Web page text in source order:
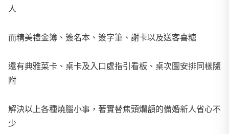
人
而精美禮金簿、簽名本、簽字筆、謝卡以及送客喜糖
還有典雅菜卡、桌卡及入口處指引看板、桌次圖安排同樣隨
附
解決以上各種燒腦小事，著實替焦頭爛額的備婚新人省心不
少